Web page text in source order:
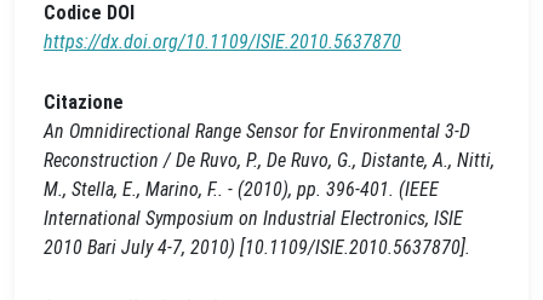
Codice DOI
https://dx.doi.org/10.1109/ISIE.2010.5637870
Citazione
An Omnidirectional Range Sensor for Environmental 3-D
Reconstruction / De Ruvo, P., De Ruvo, G., Distante, A., Nitti,
M., Stella, E., Marino, F.. - (2010), pp. 396-401. (IEEE
International Symposium on Industrial Electronics, ISIE
2010 Bari July 4-7, 2010) [10.1109/ISIE.2010.5637870].